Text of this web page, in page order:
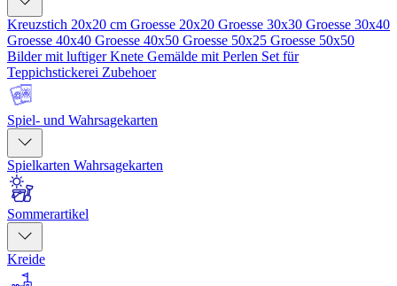
Kreuzstich 20x20 cm Groesse 20x20 Groesse 30x30 Groesse 30x40
Groesse 40x40 Groesse 40x50 Groesse 50x25 Groesse 50x50
Bilder mit luftiger Knete Gemälde mit Perlen Set für
Teppichstickerei Zubehoer
Spiel- und Wahrsagekarten
Spielkarten Wahrsagekarten
Sommerartikel
Kreide